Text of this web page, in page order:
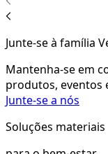
Junte-se à família
Mantenha-se em
produtos, eventos
Junte-se a nós
Soluções materiais